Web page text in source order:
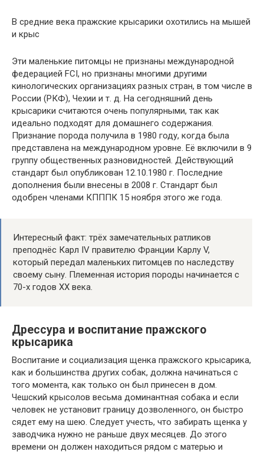
В средние века пражские крысарики охотились на мышей
и крыс
Эти маленькие питомцы не признаны международной
федерацией FCI, но признаны многими другими
кинологических организациях разных стран, в том числе в
России (РКФ), Чехии и т. д. На сегодняшний день
крысарики считаются очень популярными, так как
идеально подходят для домашнего содержания.
Признание порода получила в 1980 году, когда была
представлена на международном уровне. Её включили в 9
группу общественных разновидностей. Действующий
стандарт был опубликован 12.10.1980 г. Последние
дополнения были внесены в 2008 г. Стандарт был
одобрен членами КПППК 15 ноября этого же года.
Интересный факт: трёх замечательных ратликов
преподнёс Карл IV правителю Франции Карлу V,
который передал маленьких питомцев по наследству
своему сыну. Племенная история породы начинается с
70-х годов XX века.
Дрессура и воспитание пражского
крысарика
Воспитание и социализация щенка пражского крысарика,
как и большинства других собак, должна начинаться с
того момента, как только он был принесен в дом.
Чешский крысолов весьма доминантная собака и если
человек не установит границу дозволенного, он быстро
сядет ему на шею. Следует учесть, что забирать щенка у
заводчика нужно не раньше двух месяцев. До этого
времени он должен находиться рядом с матерью и